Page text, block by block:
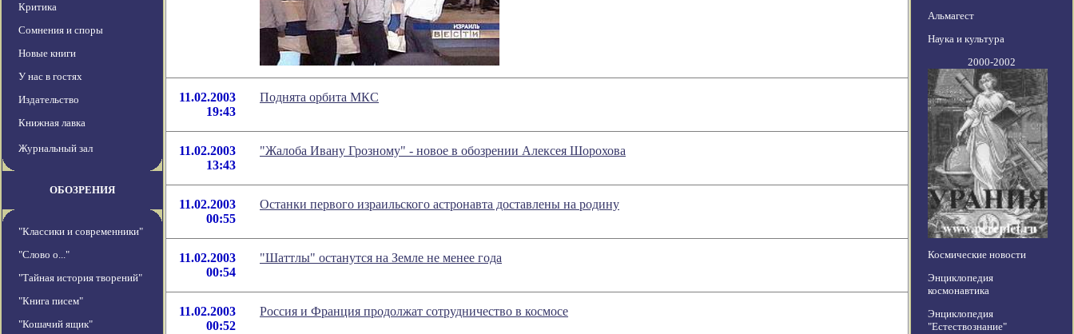
Критика
Сомнения и споры
Новые книги
У нас в гостях
Издательство
Книжная лавка
Журнальный зал
ОБОЗРЕНИЯ
"Классики и современники"
"Слово о..."
"Тайная история творений"
"Книга писем"
"Кошачий ящик"
11.02.2003
19:43
Поднята орбита МКС
11.02.2003
13:43
"Жалоба Ивану Грозному" - новое в обозрении Алексея Шорохова
11.02.2003
00:55
Останки первого израильского астронавта доставлены на родину
11.02.2003
00:54
"Шаттлы" останутся на Земле не менее года
11.02.2003
00:52
Россия и Франция продолжат сотрудничество в космосе
Альмагест
Наука и культура
2000-2002
Космические новости
Энциклопедия
космонавтика
Энциклопедия
"Естествознание"